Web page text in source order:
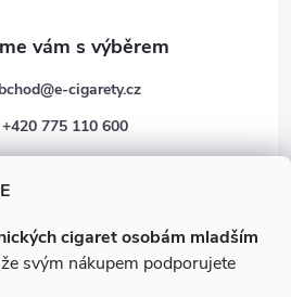
cigaret osobám mladším
svým nákupem podporujete
@e-cigarety.cz
+420 775 110 600